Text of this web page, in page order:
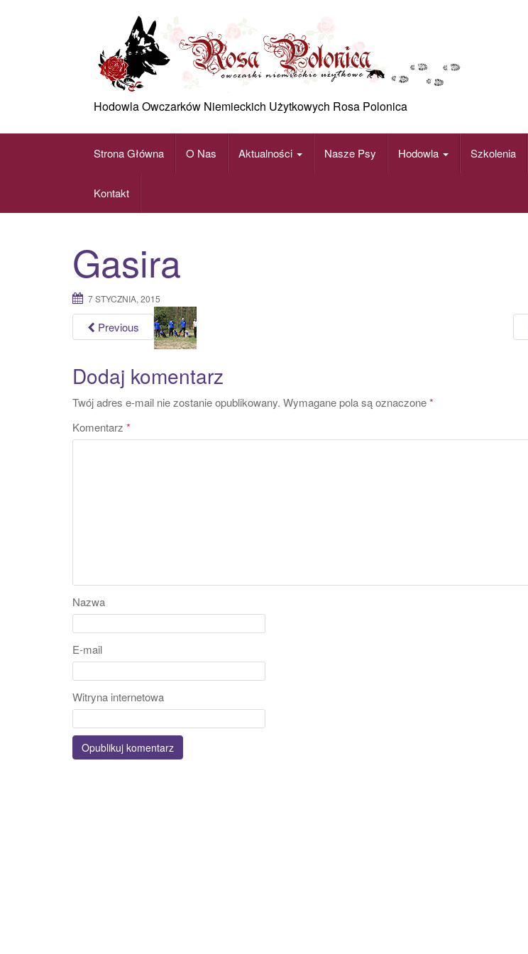
Hodowla Owczarków Niemieckich Użytkowych Rosa Polonica
Strona Główna O Nas Aktualności Nasze Psy Hodowla Szkolenia
Kontakt
Gasira
7 STYCZNIA, 2015
Previous
Dodaj komentarz
Twój adres e-mail nie zostanie opublikowany. Wymagane pola są oznaczone*
Komentarz *
Nazwa
E-mail
Witryna internetowa